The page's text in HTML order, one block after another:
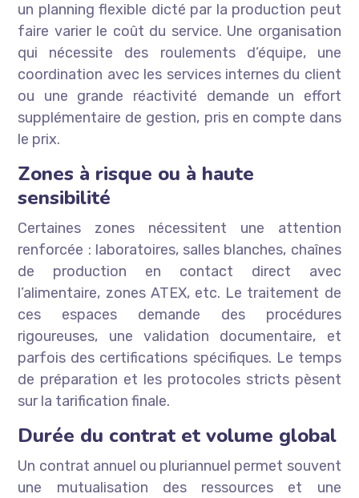
un planning flexible dicté par la production peut
faire varier le coût du service. Une organisation
qui nécessite des roulements d’équipe, une
coordination avec les services internes du client
ou une grande réactivité demande un effort
supplémentaire de gestion, pris en compte dans
le prix.
Zones à risque ou à haute
sensibilité
Certaines zones nécessitent une attention
renforcée : laboratoires, salles blanches, chaînes
de production en contact direct avec
l’alimentaire, zones ATEX, etc. Le traitement de
ces espaces demande des procédures
rigoureuses, une validation documentaire, et
parfois des certifications spécifiques. Le temps
de préparation et les protocoles stricts pèsent
sur la tarification finale.
Durée du contrat et volume global
Un contrat annuel ou pluriannuel permet souvent
une mutualisation des ressources et une